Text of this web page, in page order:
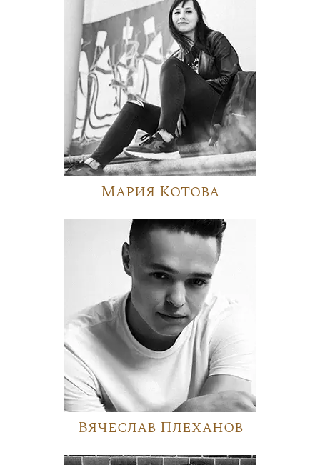
Мария Котова
Вячеслав Плеханов